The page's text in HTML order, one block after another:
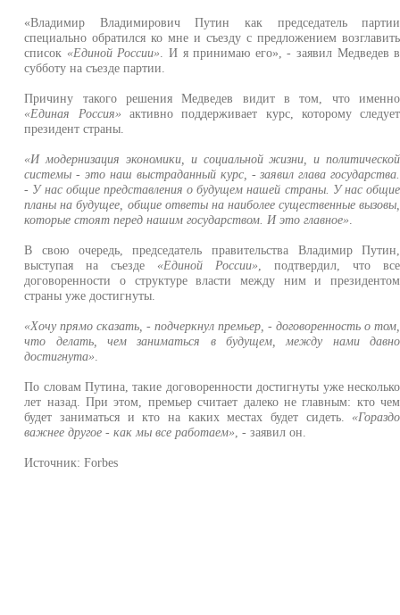
«Владимир Владимирович Путин как председатель партии
специально обратился ко мне и съезду с предложением возглавить
список «Единой России» . И я принимаю его», - заявил Медведев в
субботу на съезде партии.
Причину такого решения Медведев видит в том, что именно
«Единая Россия» активно поддерживает курс, которому следует
президент страны.
«И модернизация экономики, и социальной жизни, и политической
системы - это наш выстраданный курс, - заявил глава государства.
- У нас общие представления о будущем нашей страны. У нас общие
планы на будущее, общие ответы на наиболее существенные вызовы,
которые стоят перед нашим государством. И это главное»
В свою очередь, председатель правительства Владимир Путин,
выступая на съезде «Единой России» , подтвердил, что все
договоренности о структуре власти между ним и президентом
страны уже достигнуты.
«Хочу прямо сказать, - подчеркнул премьер, - договоренность о том,
что делать, чем заниматься в будущем, между нами давно
достигнута»
По словам Путина, такие договоренности достигнуты уже несколько
лет назад. При этом, премьер считает далеко не главным: кто чем
будет заниматься и кто на каких местах будет сидеть. «Гораздо
важнее другое - как мы все работаем» , - заявил он.
Источник: Forbes